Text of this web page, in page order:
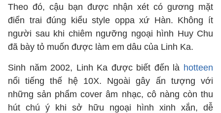
Theo đó, cậu bạn được nhận xét có gương mặt
điển trai đúng kiểu style oppa xứ Hàn. Không ít
người sau khi chiêm ngưỡng ngoại hình Huy Chu
đã bày tỏ muốn được làm em dâu của Linh Ka.
Sinh năm 2002, Linh Ka được biết đến là hotteen
nổi tiếng thế hệ 10X. Ngoài gây ấn tượng với
những sản phẩm cover âm nhạc, cô nàng còn thu
hút chú ý khi sở hữu ngoại hình xinh xắn, dễ